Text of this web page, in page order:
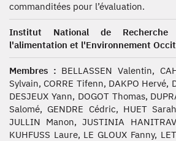
commanditées pour l’évaluation.
Institut National de Recherche
l'alimentation et l'Environnement
Membres : BELLASSEN Valentin,
Sylvain, CORRE Tifenn, DAKPO Hervé,
DESJEUX Yann, DOGOT Thomas,
Salomé, GENDRE Cédric, HUET
JULLIN Manon, JUSTINIA
KUHFUSS Laure, LE GLOUX Fanny,